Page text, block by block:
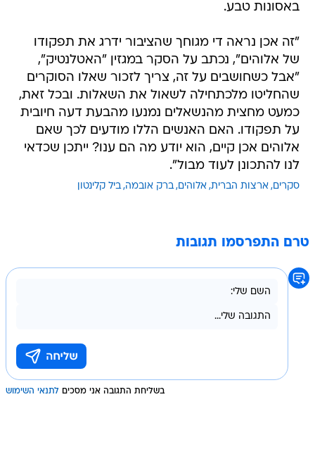
באסונות טבע.
"זה אכן נראה די מגוחך שהציבור ידרג את תפקודו
של אלוהים", נכתב על הסקר במגזין "האטלנטיק",
"אבל כשחושבים על זה, צריך לזכור שאלו הסוקרים
שהחליטו מלכתחילה לשאול את השאלות. ובכל זאת,
כמעט מחצית מהנשאלים נמנעו מהבעת דעה חיובית
על תפקודו. האם האנשים הללו מודעים לכך שאם
אלוהים אכן קיים, הוא יודע מה הם ענו? ייתכן שכדאי
לנו להתכונן לעוד מבול".
סקרים ארצות הברית אלוהים ברק אובמה ביל קלינטון
טרם התפרסמו תגובות
בשליחת התגובה אני מסכים לתנאי השימוש